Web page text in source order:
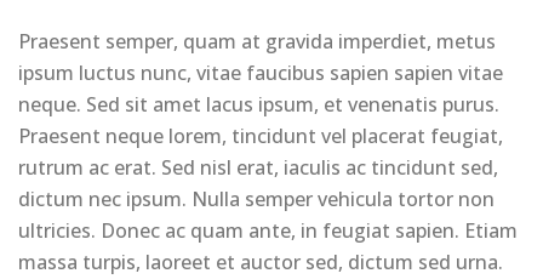
Praesent semper, quam at gravida imperdiet, metus
ipsum luctus nunc, vitae faucibus sapien sapien vitae
neque. Sed sit amet lacus ipsum, et venenatis purus.
Praesent neque lorem, tincidunt vel placerat feugiat,
rutrum ac erat. Sed nisl erat, iaculis ac tincidunt sed,
dictum nec ipsum. Nulla semper vehicula tortor non
ultricies. Donec ac quam ante, in feugiat sapien. Etiam
massa turpis, laoreet et auctor sed, dictum sed urna.